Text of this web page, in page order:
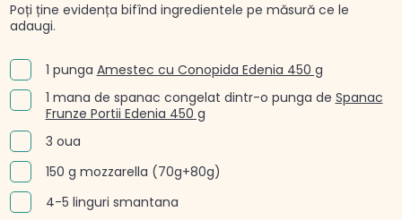
Poți ține evidența bifînd ingredientele pe măsură ce le
adaugi.
1 punga Amestec cu Conopida Edenia 450 g
1 mana de spanac congelat dintr-o punga de Spanac
Frunze Portii Edenia 450 g
3 oua
150 g mozzarella (70g+80g)
4-5 linguri smantana